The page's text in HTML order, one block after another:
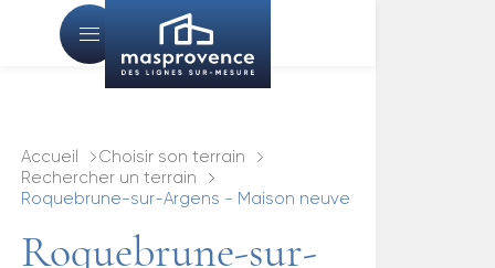
Accueil
Choisir son terrain
Rechercher un terrain
Roquebrune-sur-Argens - Maison neuve
Roquebrune-sur-